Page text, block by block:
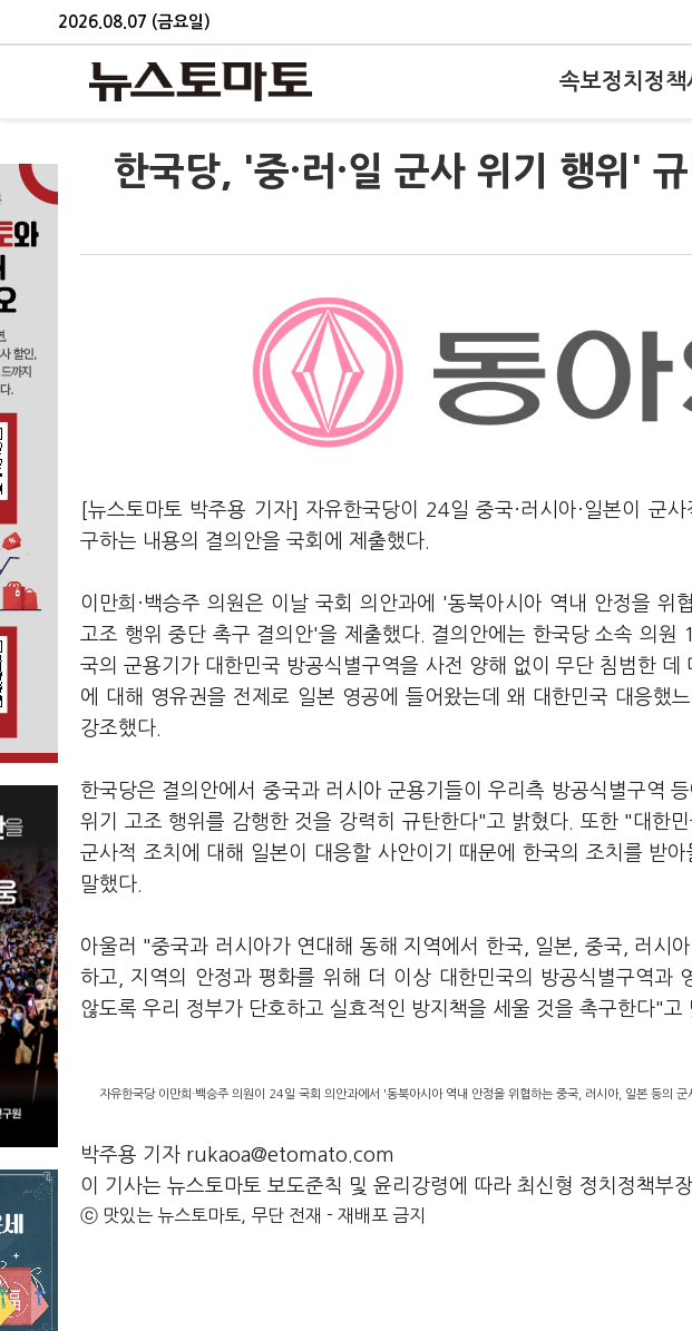
2026.08.07 (금요일)
속보정치 정책
한국당, '중·러·일 군사 위기 행위'
[뉴스토마토 박주용 기자] 자유한국당이 24일 중국·러시아·일본이 군
구하는 내용의 결의안을 국회에 제출했다.
이만희·백승주 의원은 이날 국회 의안과에 '동북아시아 역내 안정을 위
고조 행위 중단 촉구 결의안'을 제출했다. 결의안에는 한국당 소속 의
국의 군용기가 대한민국 방공식별구역을 사전 양해 없이 무단 침범한
에 대해 영유권을 전제로 일본 영공에 들어왔는데 왜 대한민국 대응했
강조했다.
한국당은 결의안에서 중국과 러시아 군용기들이 우리측 방공식별구역
위기 고조 행위를 감행한 것을 강력히 규탄한다"고 밝혔다. 또한 "대한
군사적 조치에 대해 일본이 대응할 사안이기 때문에 한국의 조치를 받
말했다.
아울러 "중국과 러시아가 연대해 동해 지역에서 한국, 일본, 중국, 러시
하고, 지역의 안정과 평화를 위해 더 이상 대한민국의 방공식별구역과
않도록 우리 정부가 단호하고 실효적인 방지책을 세울 것을 촉구한다"고
자유한국당 이만희·백승주 의원이 24일 국회 의안과에서 '동북아시아 역내 안정을 위협하는 중국, 러시아, 일본 등의
박주용 기자 rukaoa@etomato.com
이 기사는 뉴스토마토 보도준칙 및 윤리강령에 따라 최신형 정치정책부
ⓒ 맛있는 뉴스토마토, 무단 전재 - 재배포 금지